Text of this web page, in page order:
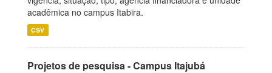
acadêmica no campus Itabira.
CSV
Projetos de pesquisa - Campus Itajubá